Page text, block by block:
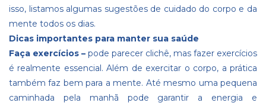
isso, listamos algumas sugestões de cuidado do corpo e da
mente todos os dias.
Dicas importantes para manter sua saúde
Faça exercícios – pode parecer clichê, mas fazer exercícios
é realmente essencial. Além de exercitar o corpo, a prática
também faz bem para a mente. Até mesmo uma pequena
caminhada pela manhã pode garantir a energia e